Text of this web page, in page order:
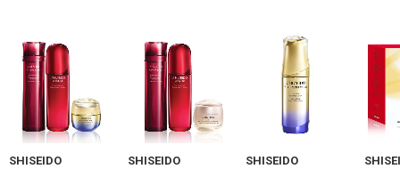
SHISEIDO
SHISEIDO
SHISEIDO